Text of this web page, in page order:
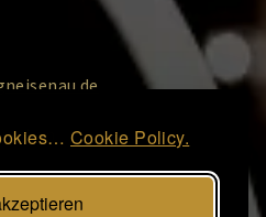
Cookie Policy.